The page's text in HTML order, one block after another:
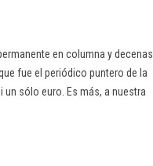
en columna y decenas
fue el periódico puntero de la
sólo euro. Es más, a nuestra